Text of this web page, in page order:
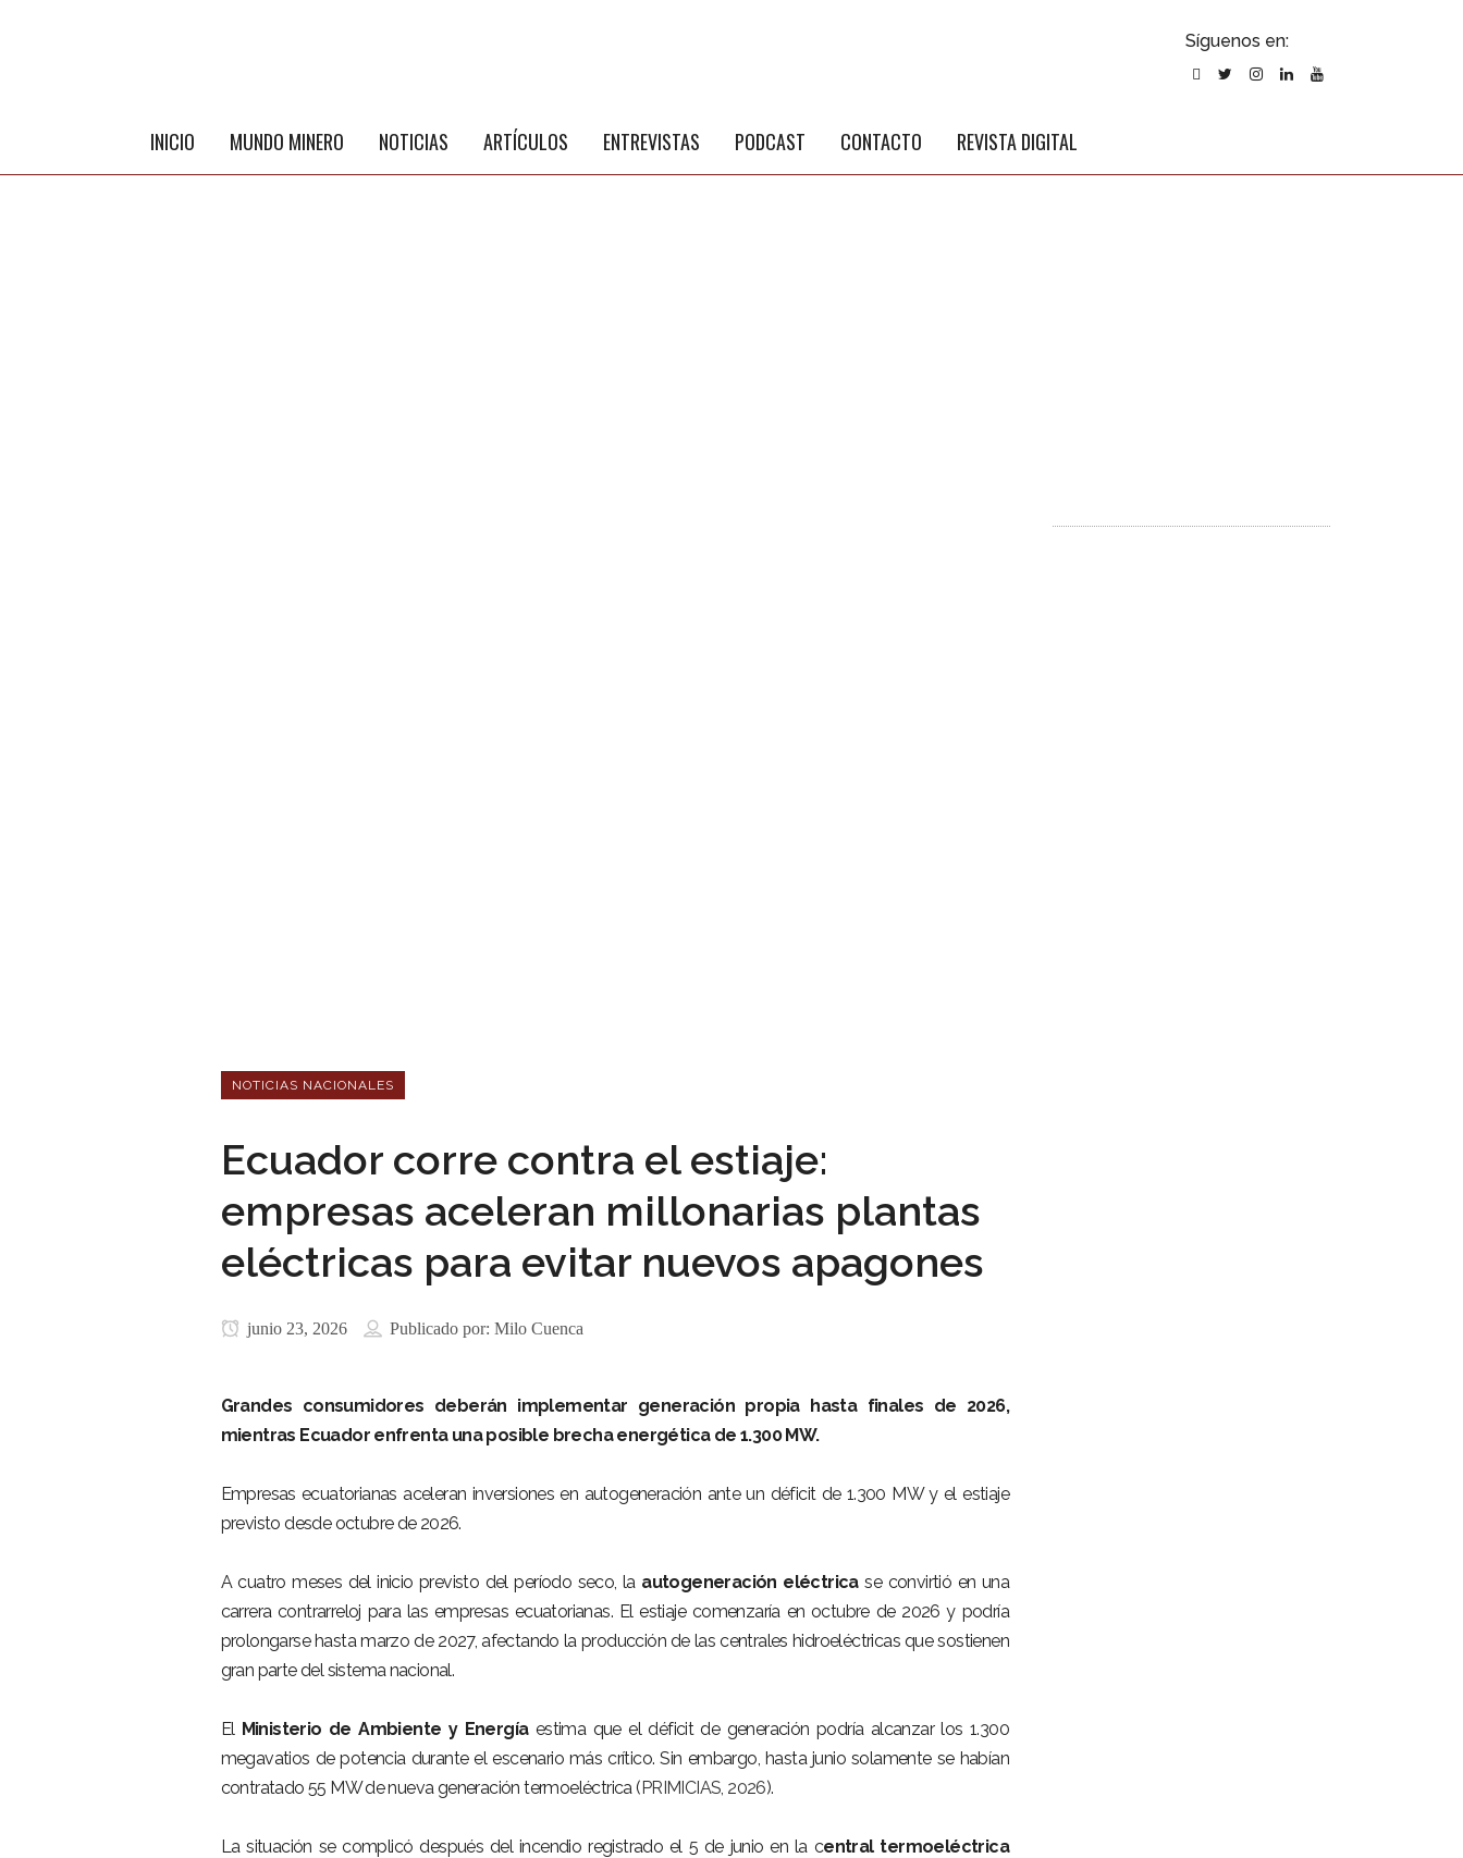
Síguenos en:
INICIO MUNDO MINERO NOTICIAS ARTÍCULOS ENTREVISTAS PODCAST CONTACTO REVISTA DIGITAL
NOTICIAS NACIONALES
Ecuador corre contra el estiaje:
empresas aceleran millonarias plantas
eléctricas para evitar nuevos apagones
junio 23, 2026 Publicado por: Milo Cuenca
Grandes consumidores deberán implementar generación propia hasta finales de 2026,
mientras Ecuador enfrenta una posible brecha energética de 1.300 MW.
Empresas ecuatorianas aceleran inversiones en autogeneración ante un déficit de 1.300 MW y el estiaje
previsto desde octubre de 2026.
A cuatro meses del inicio previsto del período seco, la autogeneración eléctricase convirtió en una
carrera contrarreloj para las empresas ecuatorianas. El estiaje comenzaría en octubre de 2026 y podría
prolongarse hasta marzo de 2027, afectando la producción de las centrales hidroeléctricas que sostienen
gran parte del sistema nacional.
El Ministerio de Ambiente y Energíaestima que el déficit de generación podría alcanzar los 1.300
megavatios de potencia durante el escenario más crítico. Sin embargo, hasta junio solamente se habían
contratado 55 MW de nueva generación termoeléctrica (PRIMICIAS, 2026).
La situación se complicó después del incendio registrado el 5 de junio en la central termoeléctrica